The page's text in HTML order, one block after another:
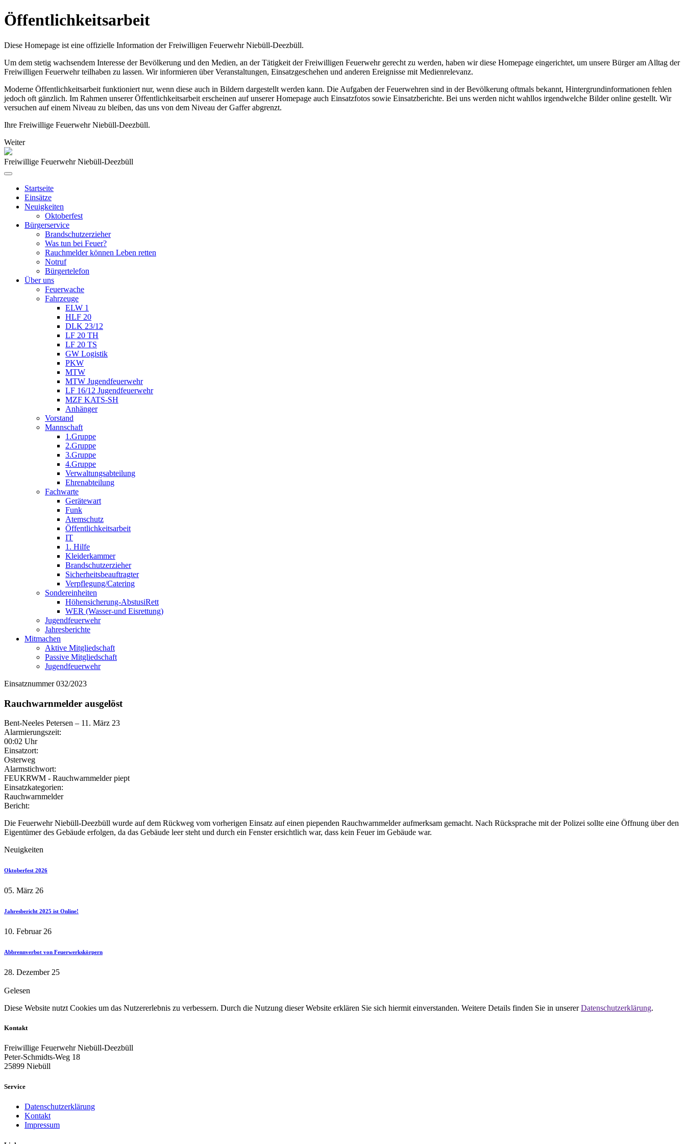
Öffentlichkeitsarbeit
Diese Homepage ist eine offizielle Information der Freiwilligen Feuerwehr Niebüll-Deezbüll.
Um dem stetig wachsendem Interesse der Bevölkerung und den Medien, an der Tätigkeit der Freiwilligen Feuerwehr gerecht zu werden, haben wir diese Homepage eingerichtet, um unsere Bürger am Alltag der
Freiwilligen Feuerwehr teilhaben zu lassen. Wir informieren über Veranstaltungen, Einsatzgeschehen und anderen Ereignisse mit Medienrelevanz.
Moderne Öffentlichkeitsarbeit funktioniert nur, wenn diese auch in Bildern dargestellt werden kann. Die Aufgaben der Feuerwehren sind in der Bevölkerung oftmals bekannt, Hintergrundinformationen fehlen
jedoch oft gänzlich. Im Rahmen unserer Öffentlichkeitsarbeit erscheinen auf unserer Homepage auch Einsatzfotos sowie Einsatzberichte. Bei uns werden nicht wahllos irgendwelche Bilder online gestellt. Wir
versuchen auf einem Niveau zu bleiben, das uns von dem Niveau der Gaffer abgrenzt.
Ihre Freiwillige Feuerwehr Niebüll-Deezbüll.
Weiter
Freiwillige Feuerwehr Niebüll-Deezbüll
Startseite
Einsätze
Neuigkeiten
Oktoberfest
Bürgerservice
Brandschutzerzieher
Was tun bei Feuer?
Rauchmelder können Leben retten
Notruf
Bürgertelefon
Über uns
Feuerwache
Fahrzeuge
ELW 1
HLF 20
DLK 23/12
LF 20 TH
LF 20 TS
GW Logistik
PKW
MTW
MTW Jugendfeuerwehr
LF 16/12 Jugendfeuerwehr
MZF KATS-SH
Anhänger
Vorstand
Mannschaft
1.Gruppe
2.Gruppe
3.Gruppe
4.Gruppe
Verwaltungsabteilung
Ehrenabteilung
Fachwarte
Gerätewart
Funk
Atemschutz
Öffentlichkeitsarbeit
IT
1. Hilfe
Kleiderkammer
Brandschutzerzieher
Sicherheitsbeauftragter
Verpflegung/Catering
Sondereinheiten
Höhensicherung-AbstusiRett
WER (Wasser-und Eisrettung)
Jugendfeuerwehr
Jahresberichte
Mitmachen
Aktive Mitgliedschaft
Passive Mitgliedschaft
Jugendfeuerwehr
Einsatznummer 032/2023
Rauchwarnmelder ausgelöst
Bent-Neeles Petersen – 11. März 23
Alarmierungszeit:
00:02 Uhr
Einsatzort:
Osterweg
Alarmstichwort:
FEUKRWM - Rauchwarnmelder piept
Einsatzkategorien:
Rauchwarnmelder
Bericht:
Die Feuerwehr Niebüll-Deezbüll wurde auf dem Rückweg vom vorherigen Einsatz auf einen piependen Rauchwarnmelder aufmerksam gemacht. Nach Rücksprache mit der Polizei sollte eine Öffnung über den
Eigentümer des Gebäude erfolgen, da das Gebäude leer steht und durch ein Fenster ersichtlich war, dass kein Feuer im Gebäude war.
Neuigkeiten
Oktoberfest 2026
05. März 26
Jahresbericht 2025 ist Online!
10. Februar 26
Abbrennverbot von Feuerwerkskörpern
28. Dezember 25
Gelesen
Diese Website nutzt Cookies um das Nutzererlebnis zu verbessern. Durch die Nutzung dieser Website erklären Sie sich hiermit einverstanden. Weitere Details finden Sie in unsererDatenschutzerklärung.
Kontakt
Freiwillige Feuerwehr Niebüll-Deezbüll
Peter-Schmidts-Weg 18
25899 Niebüll
Service
Datenschutzerklärung
Kontakt
Impressum